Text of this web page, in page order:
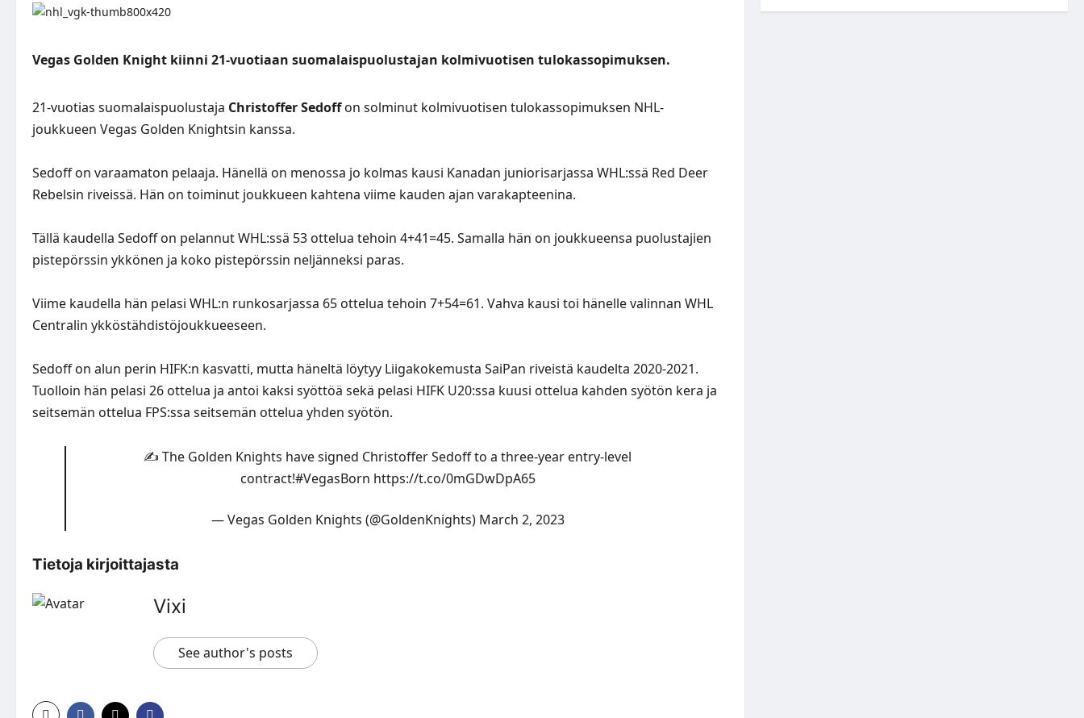
Vegas Golden Knight kiinni 21-vuotiaan suomalaispuolustajan kolmivuotisen tulokassopimuksen.
21-vuotias suomalaispuolustaja Christoffer Sedoffon solminut kolmivuotisen tulokassopimuksen NHL-
joukkueen Vegas Golden Knightsin kanssa.
Sedoff on varaamaton pelaaja. Hänellä on menossa jo kolmas kausi Kanadan juniorisarjassa WHL:ssä Red Deer
Rebelsin riveissä. Hän on toiminut joukkueen kahtena viime kauden ajan varakapteenina.
Tällä kaudella Sedoff on pelannut WHL:ssä 53 ottelua tehoin 4+41=45. Samalla hän on joukkueensa puolustajien
pistepörssin ykkönen ja koko pistepörssin neljänneksi paras.
Viime kaudella hän pelasi WHL:n runkosarjassa 65 ottelua tehoin 7+54=61. Vahva kausi toi hänelle valinnan WHL
Centralin ykköstähdistöjoukkueeseen.
Sedoff on alun perin HIFK:n kasvatti, mutta häneltä löytyy Liigakokemusta SaiPan riveistä kaudelta 2020-2021.
Tuolloin hän pelasi 26 ottelua ja antoi kaksi syöttöä sekä pelasi HIFK U20:ssa kuusi ottelua kahden syötön kera ja
seitsemän ottelua FPS:ssa seitsemän ottelua yhden syötön.
✍️ The Golden Knights have signed Christoffer Sedoff to a three-year entry-level
contract!#VegasBorn https://t.co/0mGDwDpA65
— Vegas Golden Knights (@GoldenKnights) March 2, 2023
Tietoja kirjoittajasta
Vixi
See author's posts